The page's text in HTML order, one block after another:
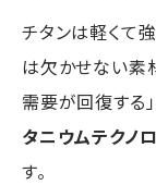
チタンは軽くて
は欠かせない素
需要が回復する
タニウムテクノ
す。